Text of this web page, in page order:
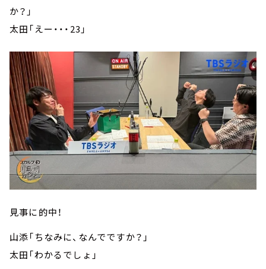
か？」
太田「えー・・・23」
見事に的中！
山添「ちなみに、なんでですか？」
太田「わかるでしょ」